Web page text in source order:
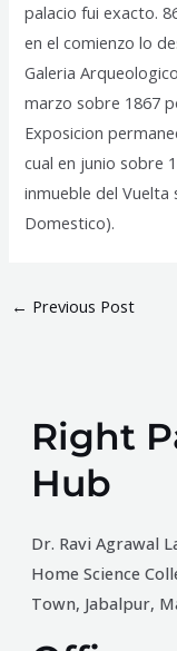
palacio fui exacto.
en el comienzo lo
Galeria
marzo sobre 1867
Exposicion
cual en junio sobre
inmueble del
Domestico).
← Previous Post
Right
Hub
Dr. Ravi Agrawal
Home Science
Town, Jabalpur,